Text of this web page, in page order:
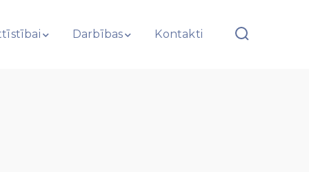
Darbības Kontakti